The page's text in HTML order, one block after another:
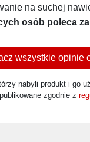
na suchej
osób poleca
wszystkie opinie
nabyli produkt i go
publikowane zgodnie z